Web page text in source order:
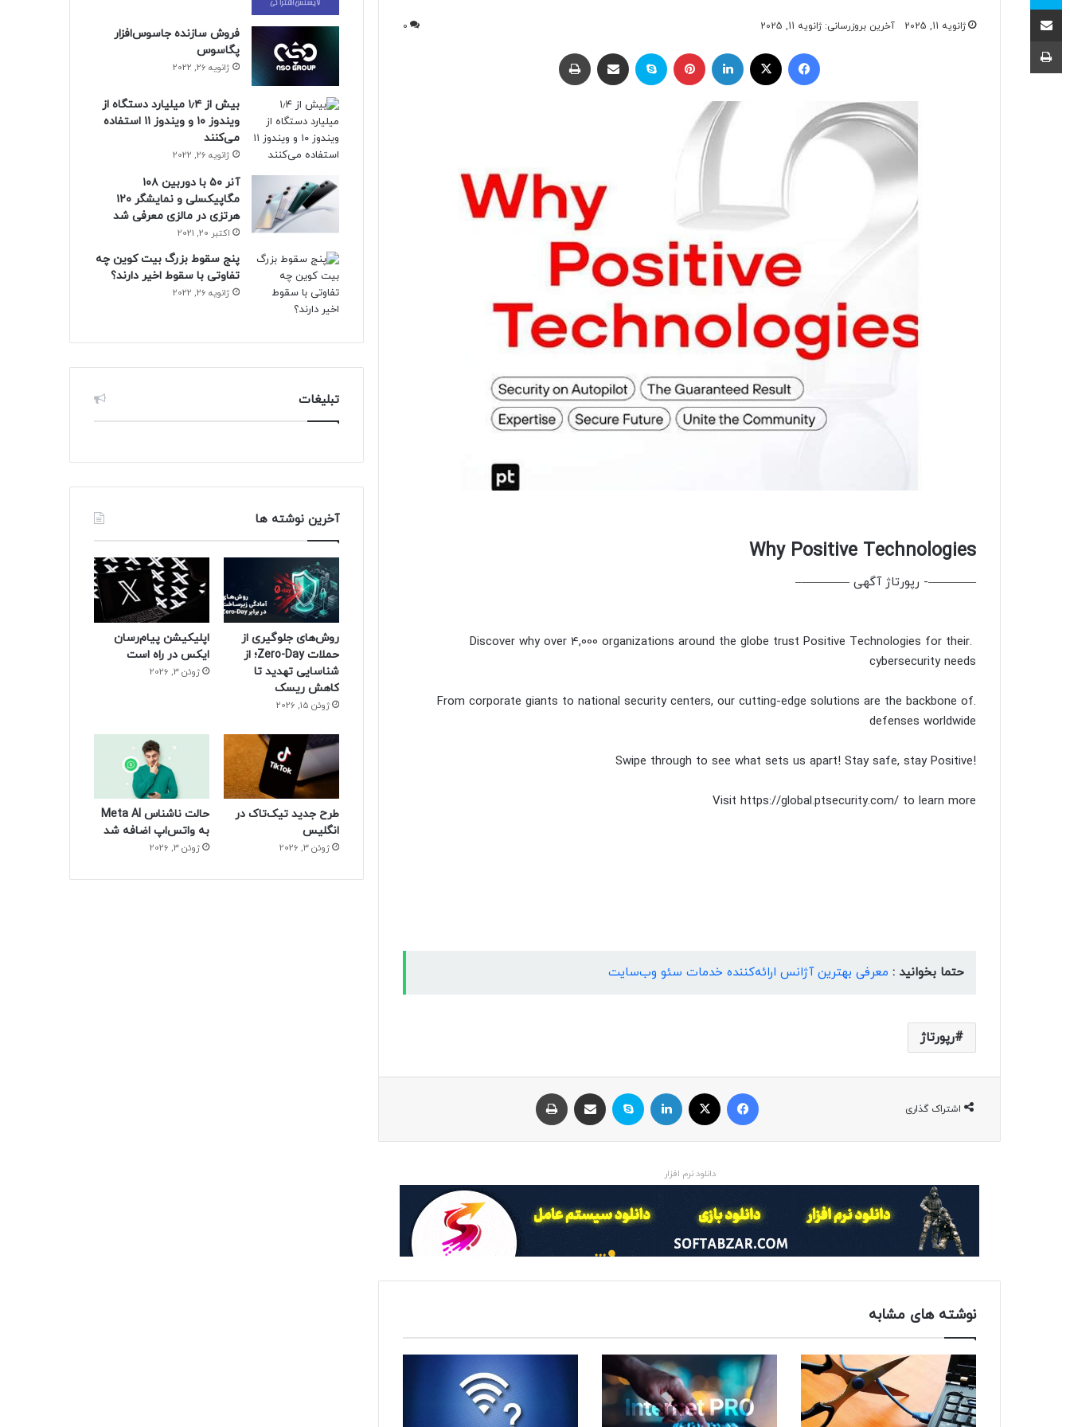
ژانویه 11, 2025 آخرین بروزرسانی: ژانویه 11, 2025 0
ایکس
Why Positive Technologies
————- رپورتاژ آگهی ————–
.Discover why over 4,000 organizations around the globe trust Positive Technologies for their
cybersecurity needs
.From corporate giants to national security centers, our cutting-edge solutions are the backbone of
defenses worldwide
!Swipe through to see what sets us apart! Stay safe, stay Positive
Visit https://global.ptsecurity.com/ to learn more
حتما بخوانید : معرفی بهترین آژانس ارائه‌کننده خدمات سئو وب‌سایت
رپورتاژ
اشتراک گذاری
ایکس
دانلود نرم افزار
نوشته های مشابه
فروش سازنده جاسوس‌افزار
پگاسوس
ژانویه 26, 2022
بیش از ۱٫۴ میلیارد دستگاه از
ویندوز ۱۰ و ویندوز ۱۱ استفاده
می‌کنند
ژانویه 26, 2022
آنر ۵۰ با دوربین ۱۰۸
مگاپیکسلی و نمایشگر ۱۲۰
هرتزی در مالزی معرفی شد
اکتبر 20, 2021
پنج سقوط بزرگ بیت کوین چه
تفاوتی با سقوط اخیر دارند؟
ژانویه 26, 2022
تبلیغات
آخرین نوشته ها
روش‌های جلوگیری از
حملات Zero-Day؛ از
شناسایی تهدید تا
کاهش ریسک
ژوئن 15, 2026
اپلیکیشن پیام‌رسان
ایکس در راه است
ژوئن 3, 2026
طرح جدید تیک‌تاک در
انگلیس
ژوئن 3, 2026
حالت ناشناس Meta AI
به واتس‌اپ اضافه شد
ژوئن 3, 2026